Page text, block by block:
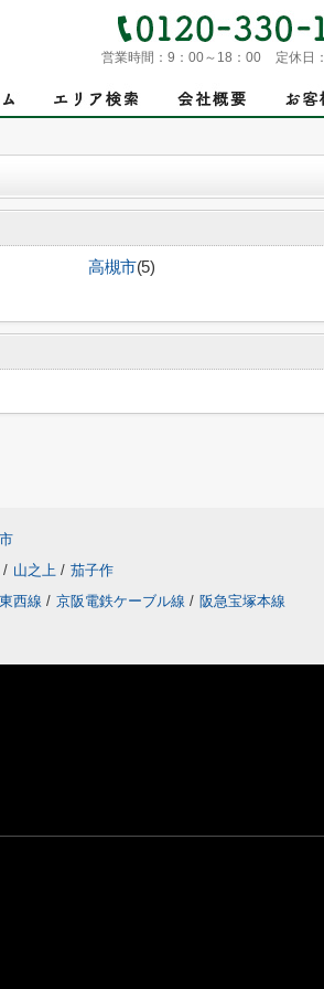
営業時間： 9：00～18：00 定休日：
高槻市(5)
/ 山之上 / 茄子作
西線 / 京阪電鉄ケーブル線 / 阪急宝塚本線